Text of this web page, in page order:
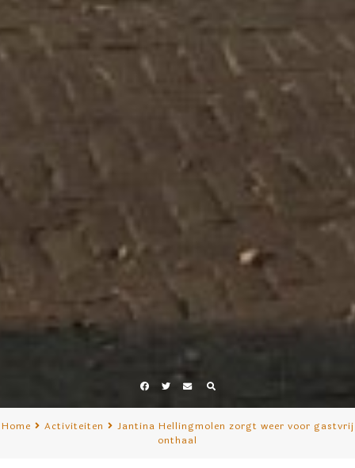
Facebook
TwitterE-
Home Activiteiten
Jantina Hellingmolen zorgt weer voor gastvrij
onthaal